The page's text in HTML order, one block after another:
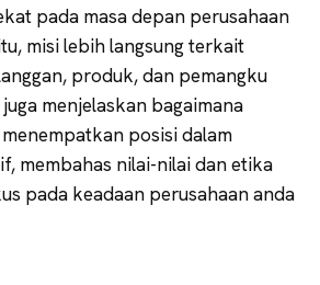
pada masa depan perusahaan
misi lebih langsung terkait
produk, dan pemangku
menjelaskan bagaimana
posisi dalam
membahas nilai-nilai dan etika
pada keadaan perusahaan anda